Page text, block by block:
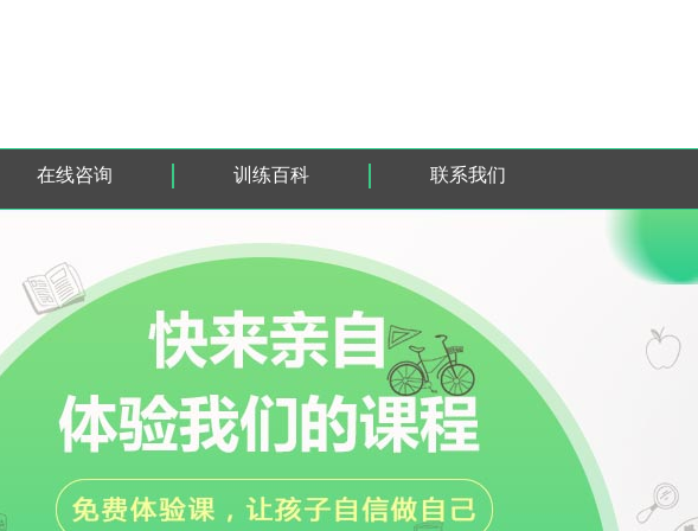
在线咨询 训练百科 联系我们